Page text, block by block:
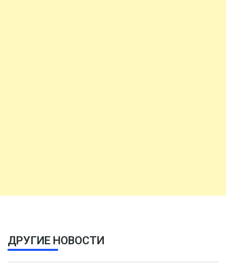
ДРУГИЕ НОВОСТИ